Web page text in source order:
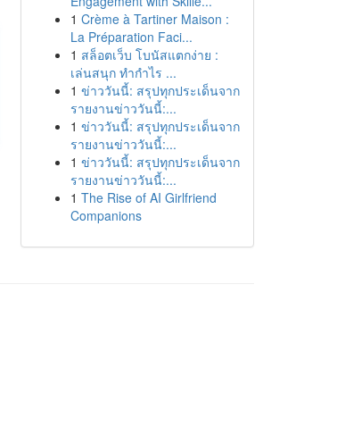
1 Crème à Tartiner Maison :
La Préparation Faci...
1 สล็อตเว็บ โบนัสแตกง่าย :
เล่นสนุก ทำกำไร ...
1 ข่าววันนี้: สรุปทุกประเด็นจาก
รายงานข่าววันนี้:...
1 ข่าววันนี้: สรุปทุกประเด็นจาก
รายงานข่าววันนี้:...
1 ข่าววันนี้: สรุปทุกประเด็นจาก
รายงานข่าววันนี้:...
1 The Rise of AI Girlfriend
Companions